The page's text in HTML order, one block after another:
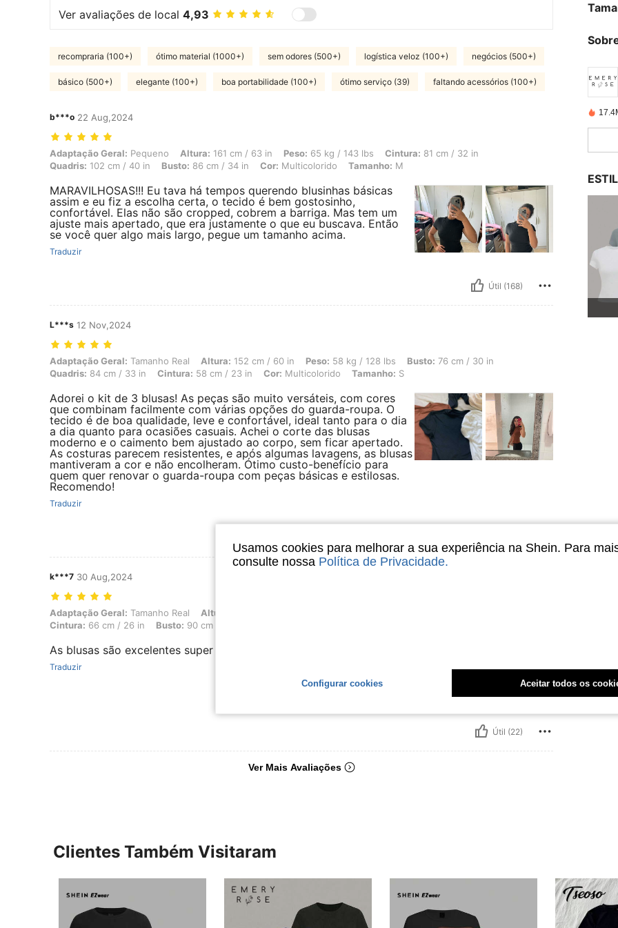
Ver avaliações de local 4,93
recompraria (100+) ótimo material (1000+) sem odores (500+) logística veloz (100+) negócios (500+)
básico (500+) elegante (100+) boa portabilidade (100+) ótimo serviço (39) faltando acessórios (100+)
b***o 22 Aug,2024
Adaptação Geral: Pequeno, Altura: 161 cm / 63 in, Peso: 65 kg / 143 lbs, Cintura: 81 cm / 32 in, Quadris: 102 cm / 40 in, Busto: 86 cm / 34 in, Cor:
Adaptação Geral: Pequeno Altura: 161 cm / 63 in Peso: 65 kg / 143 lbs Cintura: 81 cm / 32 in
Quadris: 102 cm / 40 in Busto: 86 cm / 34 in Cor: Multicolorido Tamanho: M
MARAVILHOSAS!!! Eu tava há tempos querendo blusinhas básicas
assim e eu fiz a escolha certa, o tecido é bem gostosinho,
confortável. Elas não são cropped, cobrem a barriga. Mas tem um
ajuste mais apertado, que era justamente o que eu buscava. Então
se você quer algo mais largo, pegue um tamanho acima.
Traduzir
Útil (168)
L***s 12 Nov,2024
Adaptação Geral: Tamanho Real, Altura: 152 cm / 60 in, Peso: 58 kg / 128 lbs, Busto: 76 cm / 30 in, Quadris: 84 cm / 33 in, Cintura: 58 cm / 23 in,
Adaptação Geral: Tamanho Real Altura: 152 cm / 60 in Peso: 58 kg / 128 lbs Busto: 76 cm / 30 in
Quadris: 84 cm / 33 in Cintura: 58 cm / 23 in Cor: Multicolorido Tamanho: S
Adorei o kit de 3 blusas! As peças são muito versáteis, com cores
que combinam facilmente com várias opções do guarda-roupa. O
tecido é de boa qualidade, leve e confortável, ideal tanto para o dia
a dia quanto para ocasiões casuais. Achei o corte das blusas
moderno e o caimento bem ajustado ao corpo, sem ficar apertado.
As costuras parecem resistentes, e após algumas lavagens, as blusas
mantiveram a cor e não encolheram. Ótimo custo-benefício para
quem quer renovar o guarda-roupa com peças básicas e estilosas.
Recomendo!
Traduzir
k***7 30 Aug,2024
Adaptação Geral: Tamanho Real, Altura: 168 cm / 66 in, Peso: 55 kg / 121 lbs, Quadris: 100 cm / 39 in, Cintura: 66 cm / 26 in, Busto: 90 cm / 35 in,
Adaptação Geral: Tamanho Real Altura:
Cintura: 66 cm / 26 in Busto: 90 cm / 35 in
As blusas são excelentes super versáteis da pra montar vários looks .
Traduzir
Útil (22)
Ver Mais Avaliações
Clientes Também Visitaram
Usamos cookies para melhorar a sua experiência na Shein. Para
consulte nossa Política de Privacidade.
Configurar cookies Aceitar todos os